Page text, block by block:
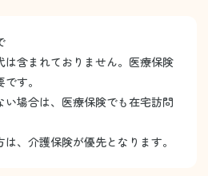
は含まれておりません。医療保険
す。
い場合は、医療保険でも在宅訪問
、介護保険が優先となります。